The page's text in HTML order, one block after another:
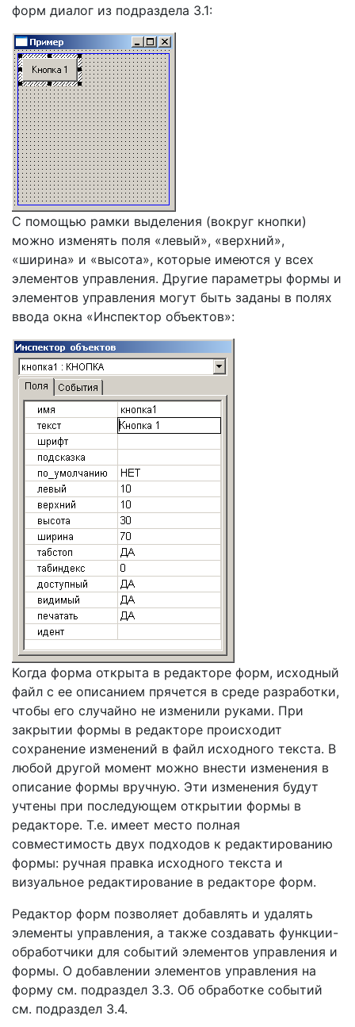
форм диалог из подраздела 3.1:
С помощью рамки выделения (вокруг кнопки)
можно изменять поля «левый», «верхний»,
«ширина» и «высота», которые имеются у всех
элементов управления. Другие параметры формы и
элементов управления могут быть заданы в полях
ввода окна «Инспектор объектов»:
Когда форма открыта в редакторе форм, исходный
файл с ее описанием прячется в среде разработки,
чтобы его случайно не изменили руками. При
закрытии формы в редакторе происходит
сохранение изменений в файл исходного текста. В
любой другой момент можно внести изменения в
описание формы вручную. Эти изменения будут
учтены при последующем открытии формы в
редакторе. Т.е. имеет место полная
совместимость двух подходов к редактированию
формы: ручная правка исходного текста и
визуальное редактирование в редакторе форм.
Редактор форм позволяет добавлять и удалять
элементы управления, а также создавать функции-
обработчики для событий элементов управления и
формы. О добавлении элементов управления на
форму см. подраздел 3.3. Об обработке событий
см. подраздел 3.4.